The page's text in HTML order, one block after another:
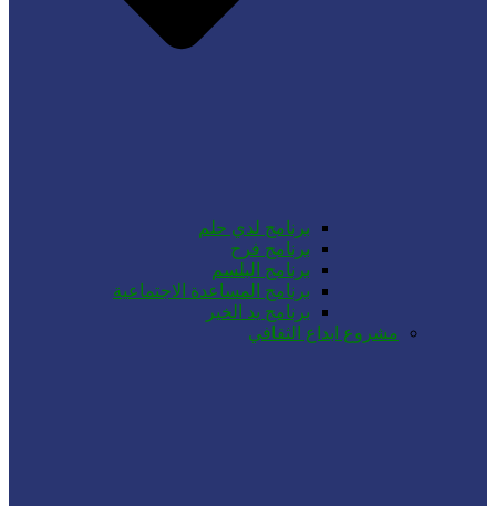
برنامج لدي حلم
برنامج فرح
برنامج البلسم
برنامج المساعدة الاجتماعية
برنامج يد الخير
مشروع ابداع الثقافي